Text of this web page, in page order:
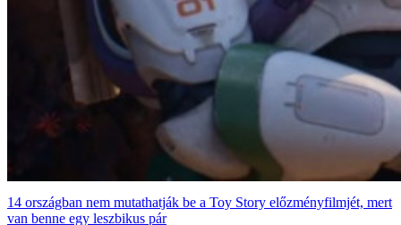
14 országban nem mutathatják be a Toy Story előzményfilmjét, mert
van benne egy leszbikus pár